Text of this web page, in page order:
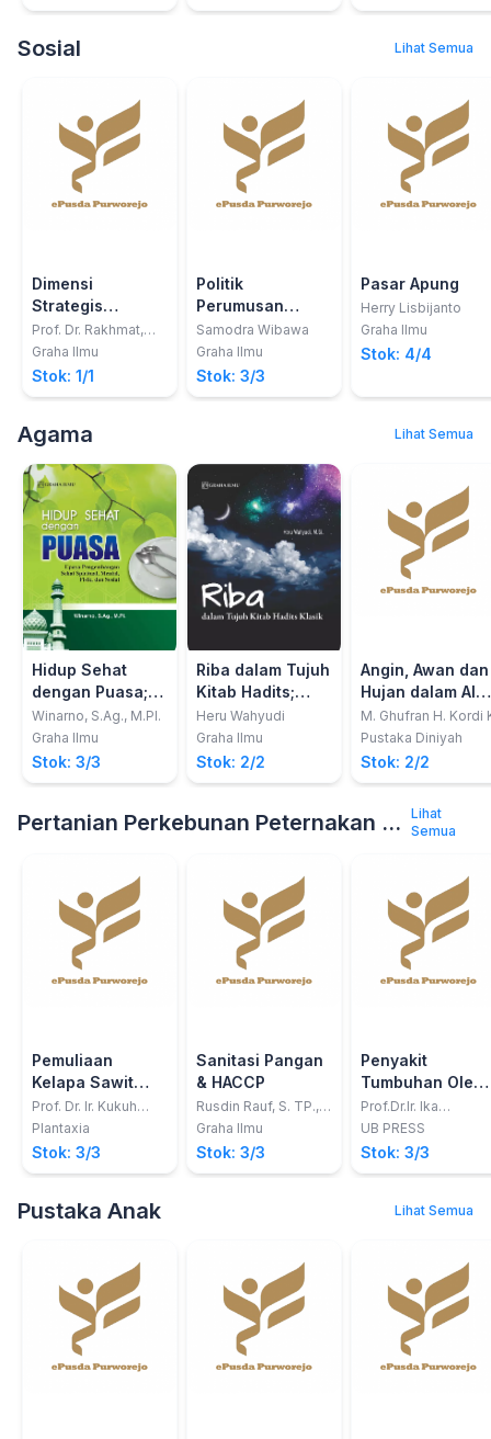
Sosial Lihat Semua
Dimensi
Strategis
Manajemen
Pembangunan
Prof. Dr. Rakhmat,
Drs., MS
Graha Ilmu
Stok: 1/1
Politik
Perumusan
Kebijakan Publik
Samodra Wibawa
Graha Ilmu
Stok: 3/3
Pasar Apung
Herry Lisbijanto
Graha Ilmu
Stok: 4/4
Agama Lihat Semua
Hidup Sehat
dengan Puasa;
Upaya
PengembanganSehat
Spiritual, Mental,
Fisik, dan Sosial
Winarno, S.Ag., M.PI.
Graha Ilmu
Stok: 3/3
Riba dalam Tujuh
Kitab Hadits;
Analisis
Fenomenologi
Heru Wahyudi
Graha Ilmu
Stok: 2/2
Angin, Awan dan
Hujan dalam Al-
Quran
M. Ghufran H. Kordi
Pustaka Diniyah
Stok: 2/2
Pertanian Perkebunan Peternakan dan Kelautan
Lihat
Semua
Pemuliaan
Kelapa Sawit
untuk Produksi
Benih Unggul:
Tanam Pendek,
Kompak, dan
Jenuh Tinggi
Prof. Dr. Ir. Kukuh
Setiawan, M.Sc.
Plantaxia
Stok: 3/3
Sanitasi Pangan
& HACCP
Rusdin Rauf, S. TP.,
M.P
Graha Ilmu
Stok: 3/3
Penyakit
Tumbuhan Oleh
Parasit Obligat
Prof.Dr.Ir. Ika
Rochdjatun
UB PRESS
Stok: 3/3
Pustaka Anak Lihat Semua